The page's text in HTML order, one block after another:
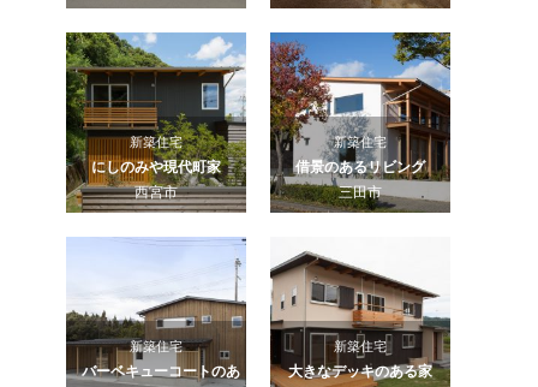
新築住宅
にしのみや現代町家
西宮市
新築住宅
借景のあるリビング
三田市
新築住宅
バーベキューコートのあ
新築住宅
大きなデッキのある家